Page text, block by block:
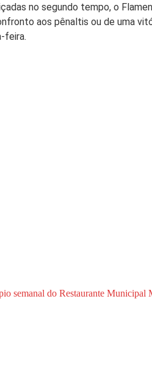
no segundo tempo, o
aos pênaltis ou de uma
feira.